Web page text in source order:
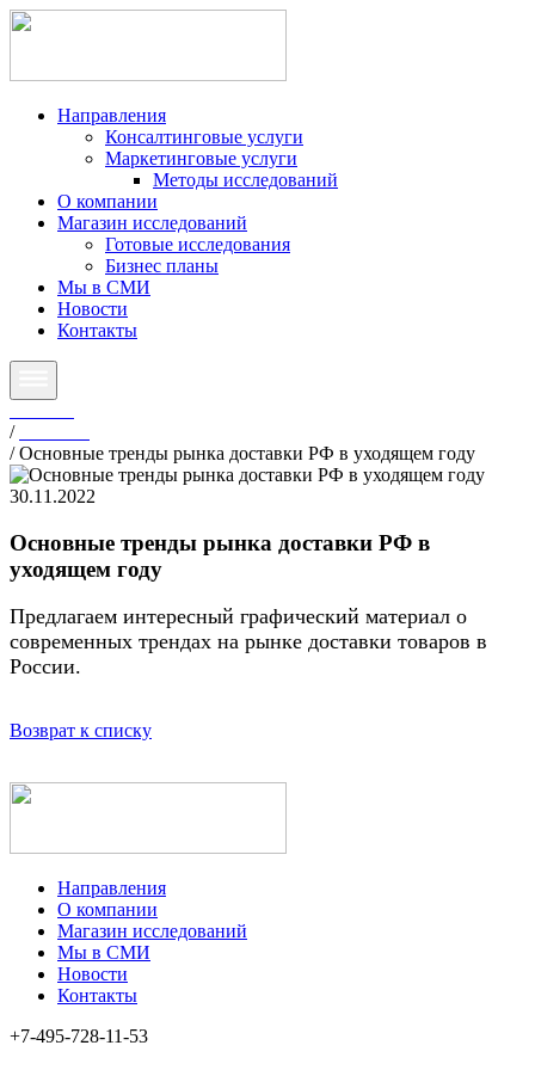
Направления
Консалтинговые услуги
Маркетинговые услуги
Методы исследований
О компании
Магазин исследований
Готовые исследования
Бизнес планы
Мы в СМИ
Новости
Контакты
/
/Основные тренды рынка доставки РФ в уходящем году
30.11.2022
Основные тренды рынка доставки РФ в
уходящем году
Предлагаем интересный графический материал о
современных трендах на рынке доставки товаров в
России.
Возврат к списку
Направления
О компании
Магазин исследований
Мы в СМИ
Новости
Контакты
+7-495-728-11-53